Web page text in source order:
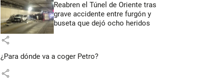
Reabren el Túnel de Oriente tras
grave accidente entre furgón y
buseta que dejó ocho heridos
share
¿Para dónde va a coger Petro?
share